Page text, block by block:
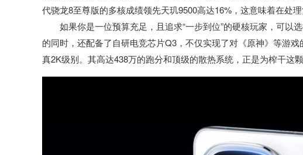
代骁龙8至尊版的多核成绩领先天玑9500高达16%，这意味着在处
如果你是一位预算充足，且追求“一步到位”的硬核玩家，可以
的同时，还配备了自研电竞芯片Q3，不仅实现了对《原神》等游
真2K级别。其高达438万的跑分和顶级的散热系统，正是为榨干这